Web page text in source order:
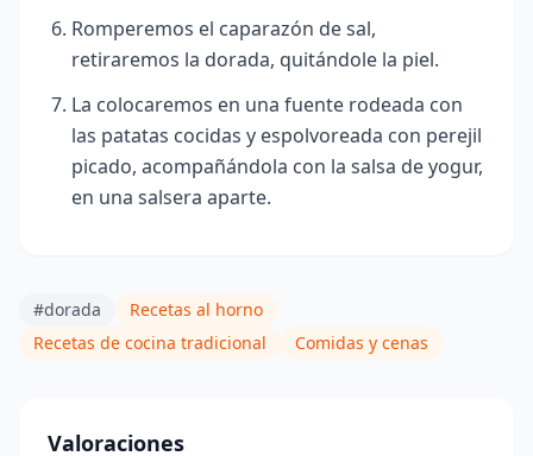
Romperemos el caparazón de sal,
retiraremos la dorada, quitándole la piel.
La colocaremos en una fuente rodeada con
las patatas cocidas y espolvoreada con perejil
picado, acompañándola con la salsa de yogur,
en una salsera aparte.
#dorada
Recetas al horno
Recetas de cocina tradicional
Comidas y cenas
Valoraciones